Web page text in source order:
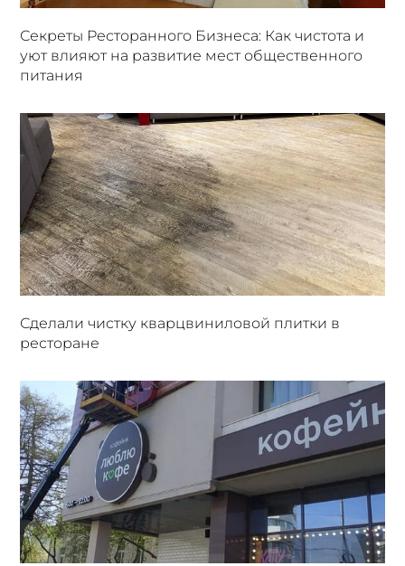
Секреты Ресторанного Бизнеса: Как чистота и
уют влияют на развитие мест общественного
питания
Сделали чистку кварцвиниловой плитки в
ресторане